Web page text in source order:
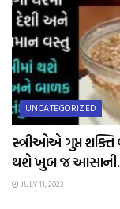
UNCATEGORIZED
સ્ત્રીઓએ ગુપ્ત
થશે ખુબ જ
JULY 11, 2023